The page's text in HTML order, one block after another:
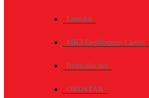
Lonsdor
MK3 Desbloqueo Llaves
Remunlocker
OBDSTAR